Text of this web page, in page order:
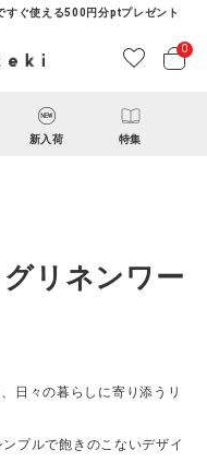
ぐ使える500円分ptプレゼント
0
新入荷 特集
録
リネンワー
日々の暮らしに寄り添うリ
プルで飽きのこないデザイ